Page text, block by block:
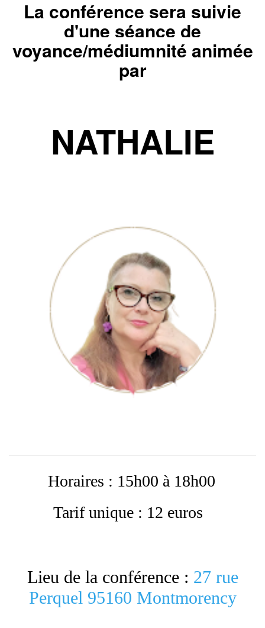
La conférence sera suivie
d'une séance de
voyance/médiumnité animée
par
NATHALIE
Horaires : 15h00 à 18h00
Tarif unique : 12 euros
Lieu de la conférence : 27 rue
Perquel 95160 Montmorency